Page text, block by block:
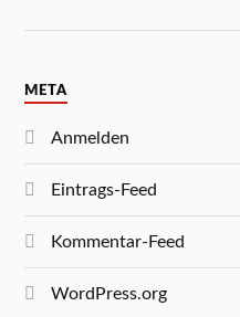
META
Anmelden
Eintrags-Feed
Kommentar-Feed
WordPress.org